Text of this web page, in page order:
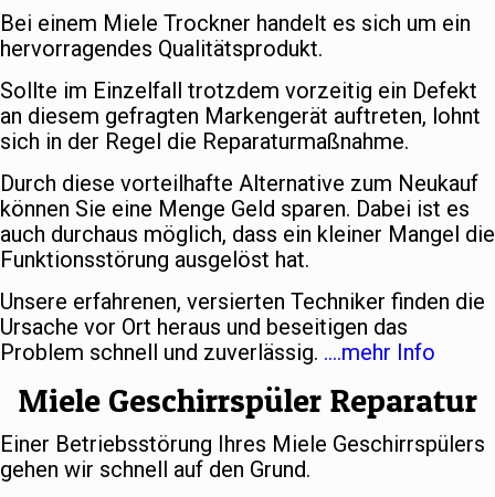
Bei einem Miele Trockner handelt es sich um ein
hervorragendes Qualitätsprodukt.
Sollte im Einzelfall trotzdem vorzeitig ein Defekt
an diesem gefragten Markengerät auftreten, lohnt
sich in der Regel die Reparaturmaßnahme.
Durch diese vorteilhafte Alternative zum Neukauf
können Sie eine Menge Geld sparen. Dabei ist es
auch durchaus möglich, dass ein kleiner Mangel die
Funktionsstörung ausgelöst hat.
Unsere erfahrenen, versierten Techniker finden die
Ursache vor Ort heraus und beseitigen das
Problem schnell und zuverlässig. ….mehr Info
Miele Geschirrspüler Reparatur
Einer Betriebsstörung Ihres Miele Geschirrspülers
gehen wir schnell auf den Grund.